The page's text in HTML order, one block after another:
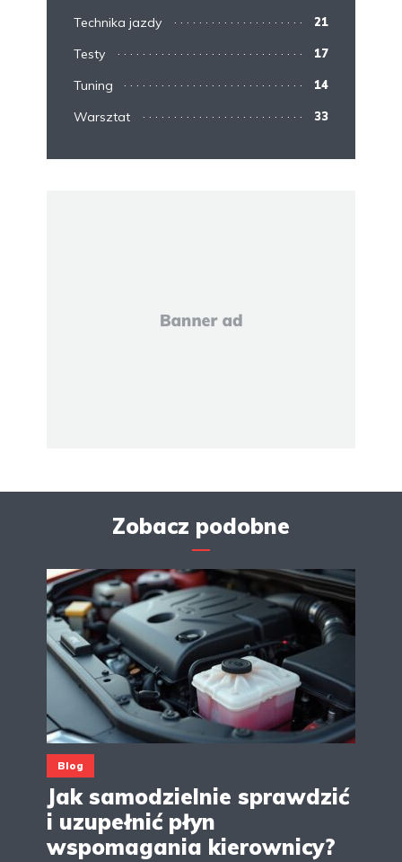
Technika jazdy 21
Testy 17
Tuning 14
Warsztat 33
Zobacz podobne
Blog
Jak samodzielnie sprawdzić
i uzupełnić płyn
wspomagania kierownicy?